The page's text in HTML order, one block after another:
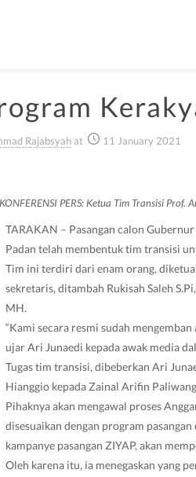
Rajabsyahat 11 January 2021
PERS: Ketua Tim Transisi
TARAKAN – Pasangan calon
Padan telah membentuk tim transisi
Tim ini terdiri dari enam orang,
sekretaris, ditambah Rukisah Saleh
MH.
“Kami secara resmi sudah
ujar Ari Junaedi kepada awak media
Tugas tim transisi, dibeberkan Ari
Hianggio kepada Zainal Arifin Paliwang
Pihaknya akan mengawal proses
disesuaikan dengan program
kampanye pasangan ZIYAP, akan
Oleh karena itu, ia menegaskan yang